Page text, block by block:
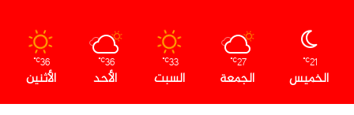
21
℃
الخميس
27
℃
الجمعة
33
℃
السبت
36
℃
الأحد
36
℃
الأثنين